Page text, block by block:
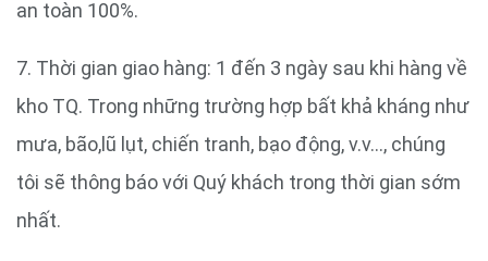
an toàn 100%.
7. Thời gian giao hàng: 1 đến 3 ngày sau khi hàng về
kho TQ. Trong những trường hợp bất khả kháng như
mưa, bão,lũ lụt, chiến tranh, bạo động, v.v…, chúng
tôi sẽ thông báo với Quý khách trong thời gian sớm
nhất.